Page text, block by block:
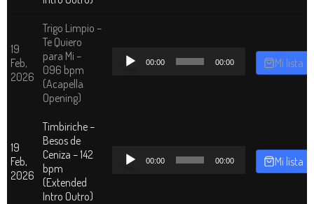
19
Feb,
2026
Trigo Limpio –
Te Quiero
para Mi –
096 bpm
(Acapella
Opening)
Reproductor
00:00 00:00 Mi lista
19
Feb,
2026
Timbiriche –
Besos de
Ceniza – 142
bpm
(Extended
Intro Outro)
Reproductor
00:00 00:00 Mi lista